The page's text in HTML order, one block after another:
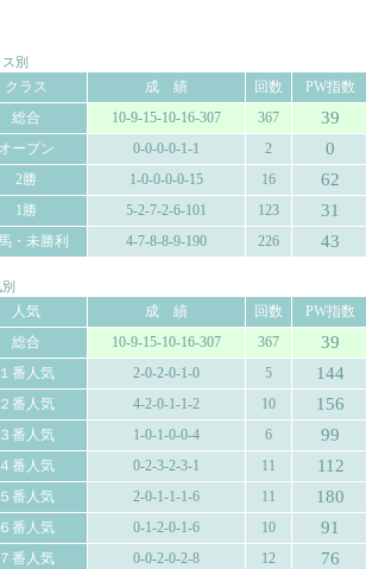
別
クラス 成 績 回数
PW指数
総合
10-9-15-10-16-307 367 39
オープン 0-0-0-0-1-1 2 0
2勝 1-0-0-0-0-15 16 62
1勝 5-2-7-2-6-101 123 31
・未勝利 4-7-8-8-9-190 226 43
人気 成 績 回数
PW指数
総合
10-9-15-10-16-307 367 39
１番人気 2-0-2-0-1-0 5 144
２番人気 4-2-0-1-1-2 10 156
３番人気 1-0-1-0-0-4 6 99
４番人気 0-2-3-2-3-1 11 112
５番人気 2-0-1-1-1-6 11 180
６番人気 0-1-2-0-1-6 10 91
７番人気 0-0-2-0-2-8 12 76